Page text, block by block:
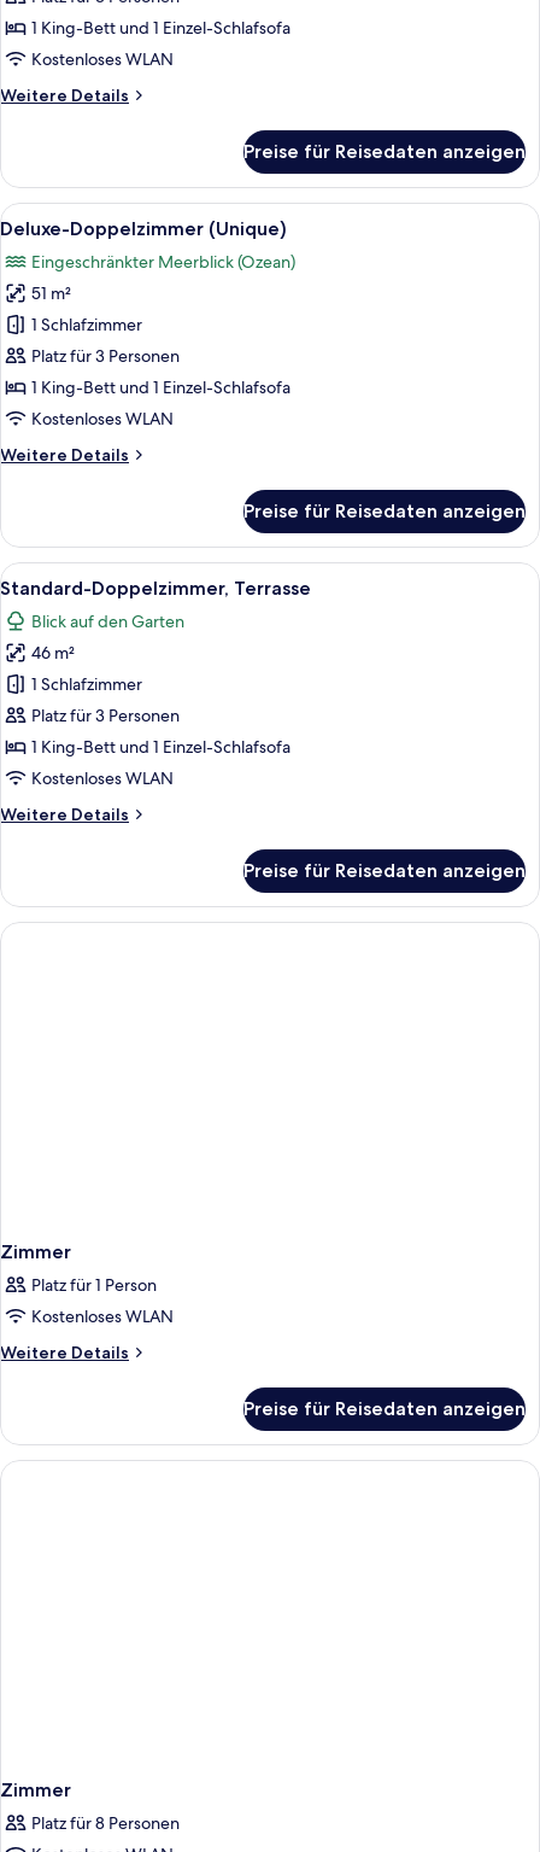
Gartenblick
anzeigen
1 King-Bett und 1 Einzel-Schlafsofa
Kostenloses WLAN
Weitere Details
Weitere
Doppelzimmer,
Terrasse,
Gartenblick
Preise für Reisedaten anzeigen
Alle
Fotos
für
Deluxe-
Doppelzimmer
(Unique)
anzeigen
Ein geräumiges Hotelzimmer mit
5
Deluxe-Doppelzimmer (Unique)
Eingeschränkter Meerblick (Ozean)
51 m²
1 Schlafzimmer
Platz für 3 Personen
1 King-Bett und 1 Einzel-Schlafsofa
Kostenloses WLAN
Weitere Details
Weitere
Doppelzimmer
(Unique)
Preise für Reisedaten anzeigen
Alle
Fotos
für
Standard-
Doppelzimmer,
Terrasse
anzeigen
Ein modernes Hotelzimmer mit
6
Standard-Doppelzimmer, Terrasse
Blick auf den Garten
46 m²
1 Schlafzimmer
Platz für 3 Personen
1 King-Bett und 1 Einzel-Schlafsofa
Kostenloses WLAN
Weitere Details
Weitere
Doppelzimmer,
Terrasse
Preise für Reisedaten anzeigen
Zimmer
Platz für 1 Person
Kostenloses WLAN
Weitere Details
Weitere
Preise für Reisedaten anzeigen
Zimmer
Platz für 8 Personen